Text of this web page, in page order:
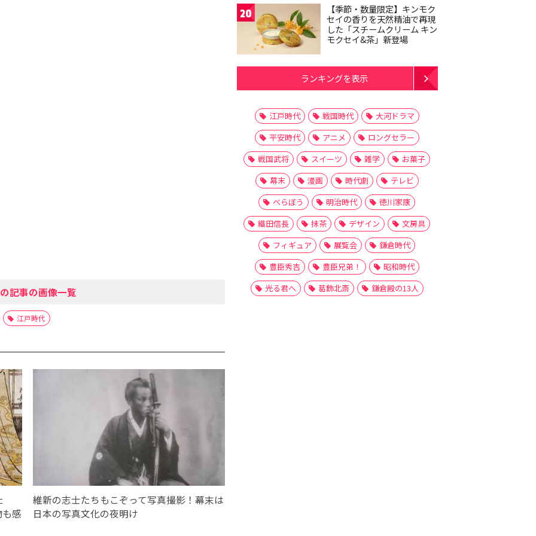
記事の画像一覧
江戸時代
感
維新の志士たちもこぞって写真撮影！幕末は
日本の写真文化の夜明け
20
【季節・数量限定】キンモク
セイの香りを天然精油で再現
した「スチームクリーム キン
モクセイ&茶」新登場
ランキングを表示
江戸時代 戦国時代
大河ドラマ
平安時代
アニメ
ロングセラー
戦国武将
スイーツ 雑学
お菓子
幕末
漫画 時代劇
テレビ
べらぼう
明治時代
徳川家康
織田信長
抹茶 デザイン
文房具
フィギュア
展覧会
鎌倉時代
豊臣秀吉
豊臣兄弟！
昭和時代
光る君へ
葛飾北斎 鎌倉殿の13人